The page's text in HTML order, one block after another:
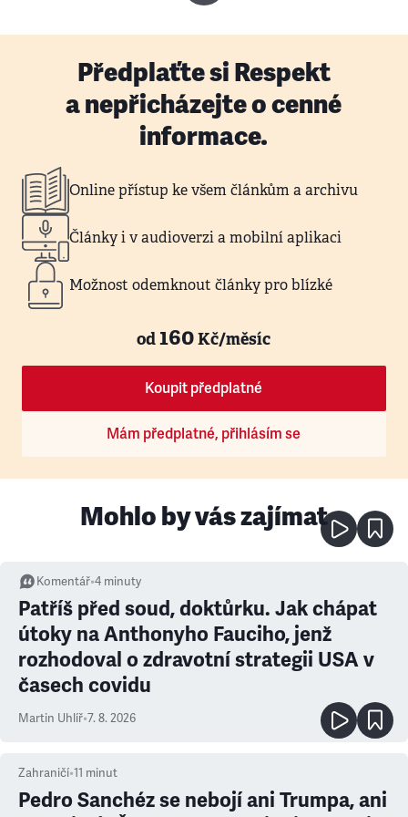
Předplaťte si Respekt
a nepřicházejte o cenné
informace.
Online přístup ke všem článkům a archivu
Články i v audioverzi a mobilní aplikaci
Možnost odemknout články pro blízké
od160Kč/měsíc
Koupit předplatné
Mám předplatné, přihlásím se
Mohlo by vás zajímat
Komentář•4 minuty
Patříš před soud, doktůrku. Jak chápat
útoky na Anthonyho Fauciho, jenž
rozhodoval o zdravotní strategii USA v
časech covidu
Martin Uhlíř•7. 8. 2026
Zahraničí•11 minut
Pedro Sanchéz se nebojí ani Trumpa, ani